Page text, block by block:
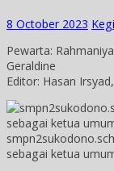
8 October 2023
Pewarta:
Geraldine
Editor: Hasan
sebagai ketua